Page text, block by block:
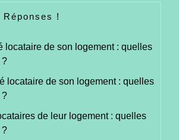
!
locataire de son logement : quelles
?
locataire de son logement : quelles
?
de leur logement : quelles
?